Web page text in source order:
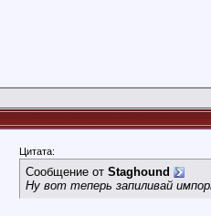
Цитата:
Сообщение от Staghound
Ну вот теперь запиливай